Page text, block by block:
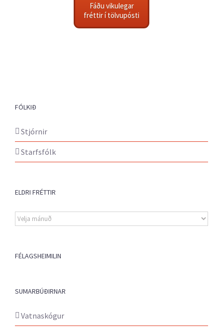
Fáðu vikulegar
fréttir í tölvupósti
FÓLKIÐ
Stjórnir
Starfsfólk
ELDRI FRÉTTIR
Eldri
fréttir
FÉLAGSHEIMILIN
SUMARBÚÐIRNAR
Vatnaskógur